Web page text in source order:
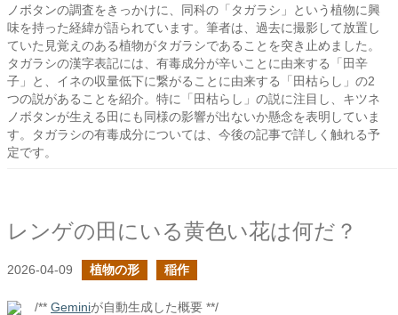
ノボタンの調査をきっかけに、同科の「タガラシ」という植物に興
味を持った経緯が語られています。筆者は、過去に撮影して放置し
ていた見覚えのある植物がタガラシであることを突き止めました。
タガラシの漢字表記には、有毒成分が辛いことに由来する「田辛
子」と、イネの収量低下に繋がることに由来する「田枯らし」の2
つの説があることを紹介。特に「田枯らし」の説に注目し、キツネ
ノボタンが生える田にも同様の影響が出ないか懸念を表明していま
す。タガラシの有毒成分については、今後の記事で詳しく触れる予
定です。
レンゲの田にいる黄色い花は何だ？
2026-04-09 植物の形 稲作
/** Geminiが自動生成した概要 **/